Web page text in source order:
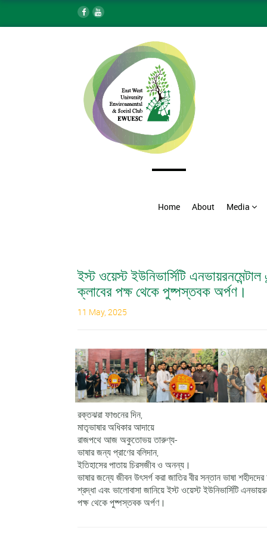
Home About Media
ইস্ট ওয়েস্ট ইউনিভার্সিটি
ক্লাবের পক্ষ থেকে পুষ্পস্তবক অর্পণ।
11 May, 2025
রক্তঝরা ফাগুনের দিন,
মাতৃভাষার অধিকার আদায়ে
রাজপথে আজ অকুতোভয় তারুণ্য-
ভাষার জন্য প্রাণের বলিদান,
ইতিহাসের পাতায় চিরসজীব ও অনন্য।
ভাষার জন্যে জীবন উৎসর্গ করা জাতির বীর সন্তান ভাষা
শ্রদ্ধা এবং ভালোবাসা জানিয়ে ইস্ট ওয়েস্ট ইউনিভার্সিটি
পক্ষ থেকে পুষ্পস্তবক অর্পণ।